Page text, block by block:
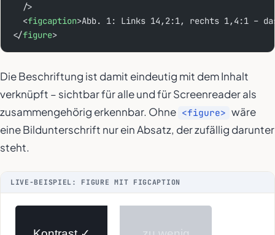
  />
  <
figcaption>Abb. 1: Links 14,2:1, rechts 1,4:1 –
</figure>
Die Beschriftung ist damit eindeutig mit dem Inhalt
verknüpft – sichtbar für alle und für Screenreader als
zusammengehörig erkennbar. Ohne <figure> wäre
eine Bildunterschrift nur ein Absatz, der zufällig darunter
steht.
LIVE-BEISPIEL: FIGURE MIT FIGCAPTION